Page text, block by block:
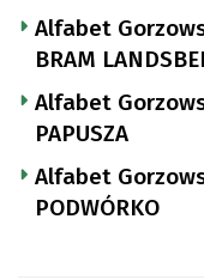
Alfabet
BRAM
Alfabet
PAPUSZA
Alfabet
PODWÓRKO